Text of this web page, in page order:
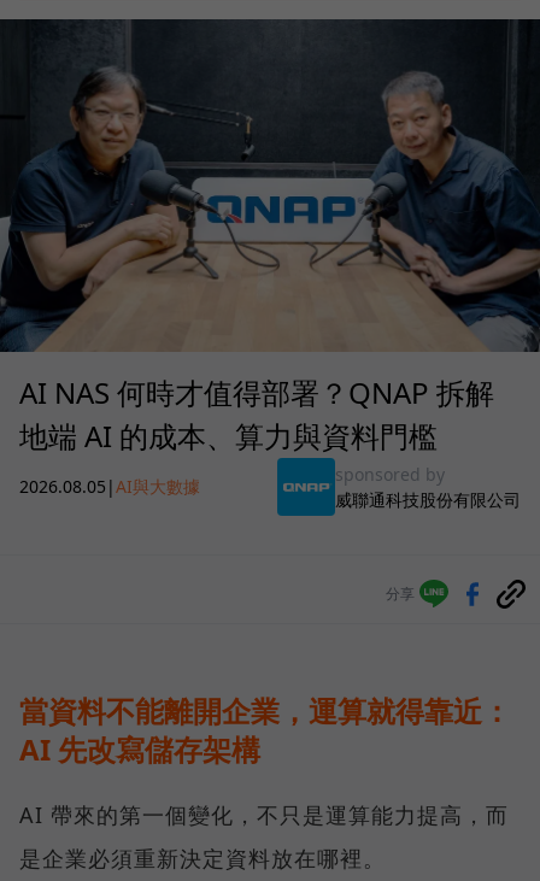
AI NAS 何時才值得部署？QNAP 拆解
地端 AI 的成本、算力與資料門檻
2026.08.05 |AI與大數據
sponsored by
威聯通科技股份有限公司
分享
當資料不能離開企業，運算就得靠近：
AI 先改寫儲存架構
AI 帶來的第一個變化，不只是運算能力提高，而
是企業必須重新決定資料放在哪裡。